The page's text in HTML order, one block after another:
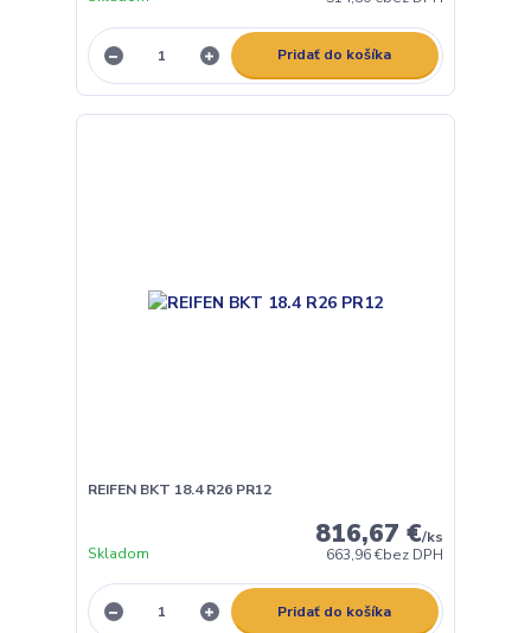
Pridať do košíka
REIFEN BKT 18.4 R26 PR12
816,67 €/ks
663,96 €bez DPH
Skladom
Pridať do košíka